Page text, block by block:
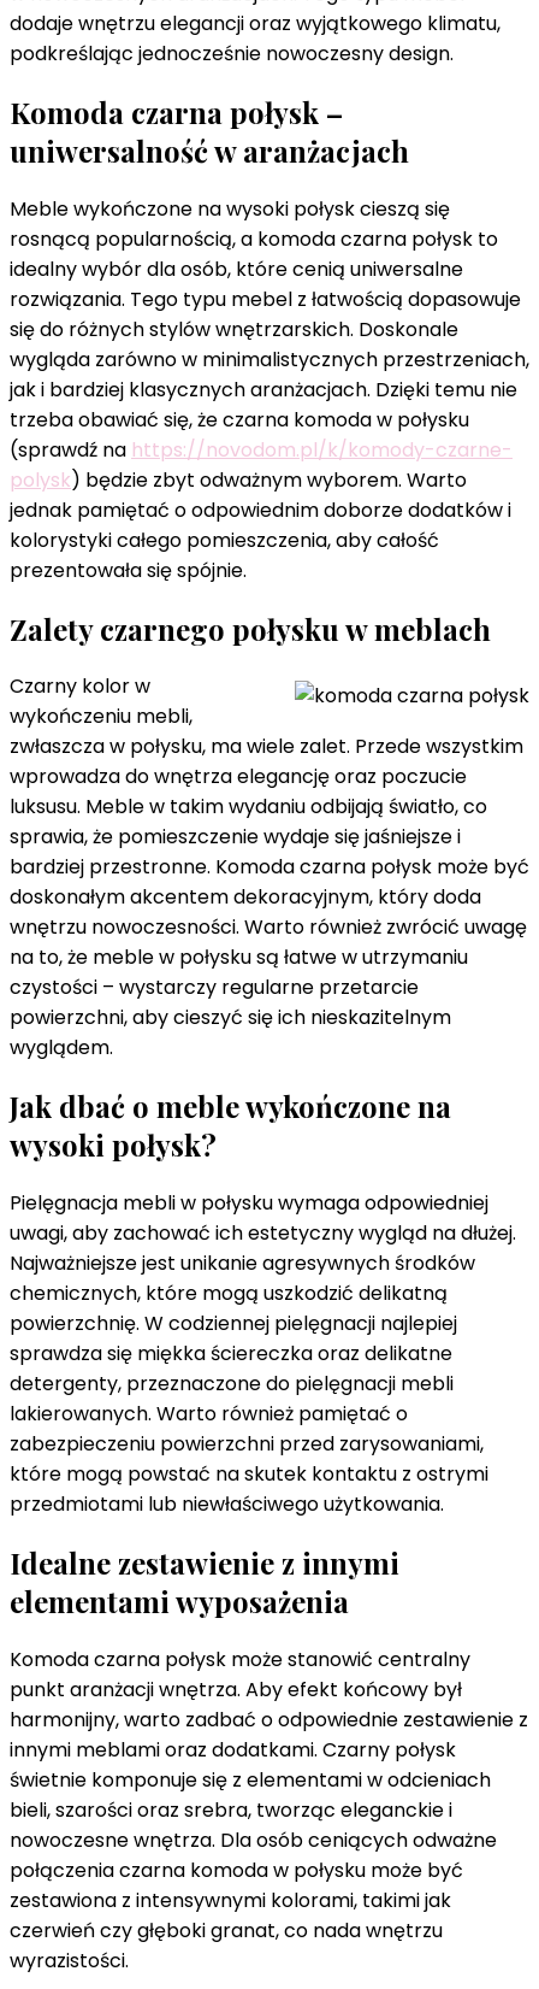
dodaje wnętrzu elegancji oraz wyjątkowego klimatu,
podkreślając jednocześnie nowoczesny design.
Komoda czarna połysk –
uniwersalność w aranżacjach
Meble wykończone na wysoki połysk cieszą się
rosnącą popularnością, a komoda czarna połysk to
idealny wybór dla osób, które cenią uniwersalne
rozwiązania. Tego typu mebel z łatwością dopasowuje
się do różnych stylów wnętrzarskich. Doskonale
wygląda zarówno w minimalistycznych przestrzeniach,
jak i bardziej klasycznych aranżacjach. Dzięki temu nie
trzeba obawiać się, że czarna komoda w połysku
(sprawdź na https://novodom.pl/k/komody-czarne-
polysk) będzie zbyt odważnym wyborem. Warto
jednak pamiętać o odpowiednim doborze dodatków i
kolorystyki całego pomieszczenia, aby całość
prezentowała się spójnie.
Zalety czarnego połysku w meblach
Czarny kolor w
wykończeniu mebli,
zwłaszcza w połysku, ma wiele zalet. Przede wszystkim
wprowadza do wnętrza elegancję oraz poczucie
luksusu. Meble w takim wydaniu odbijają światło, co
sprawia, że pomieszczenie wydaje się jaśniejsze i
bardziej przestronne. Komoda czarna połysk może być
doskonałym akcentem dekoracyjnym, który doda
wnętrzu nowoczesności. Warto również zwrócić uwagę
na to, że meble w połysku są łatwe w utrzymaniu
czystości – wystarczy regularne przetarcie
powierzchni, aby cieszyć się ich nieskazitelnym
wyglądem.
Jak dbać o meble wykończone na
wysoki połysk?
Pielęgnacja mebli w połysku wymaga odpowiedniej
uwagi, aby zachować ich estetyczny wygląd na dłużej.
Najważniejsze jest unikanie agresywnych środków
chemicznych, które mogą uszkodzić delikatną
powierzchnię. W codziennej pielęgnacji najlepiej
sprawdza się miękka ściereczka oraz delikatne
detergenty, przeznaczone do pielęgnacji mebli
lakierowanych. Warto również pamiętać o
zabezpieczeniu powierzchni przed zarysowaniami,
które mogą powstać na skutek kontaktu z ostrymi
przedmiotami lub niewłaściwego użytkowania.
Idealne zestawienie z innymi
elementami wyposażenia
Komoda czarna połysk może stanowić centralny
punkt aranżacji wnętrza. Aby efekt końcowy był
harmonijny, warto zadbać o odpowiednie zestawienie z
innymi meblami oraz dodatkami. Czarny połysk
świetnie komponuje się z elementami w odcieniach
bieli, szarości oraz srebra, tworząc eleganckie i
nowoczesne wnętrza. Dla osób ceniących odważne
połączenia czarna komoda w połysku może być
zestawiona z intensywnymi kolorami, takimi jak
czerwień czy głęboki granat, co nada wnętrzu
wyrazistości.